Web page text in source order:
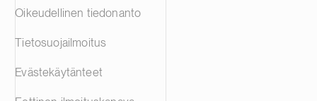
Oikeudellinen tiedonanto
Tietosuojailmoitus
Evästekäytänteet